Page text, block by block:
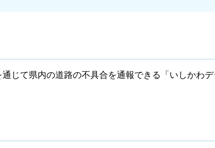
じて県内の道路の不具合を通報できる「いしかわ